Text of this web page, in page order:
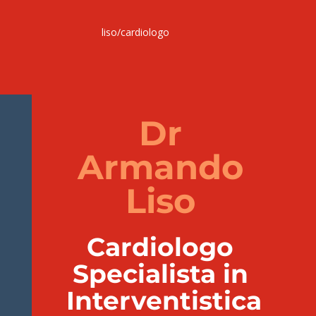
liso/cardiologo
Dr
Armando
Liso
Cardiologo
Specialista in
Interventistica